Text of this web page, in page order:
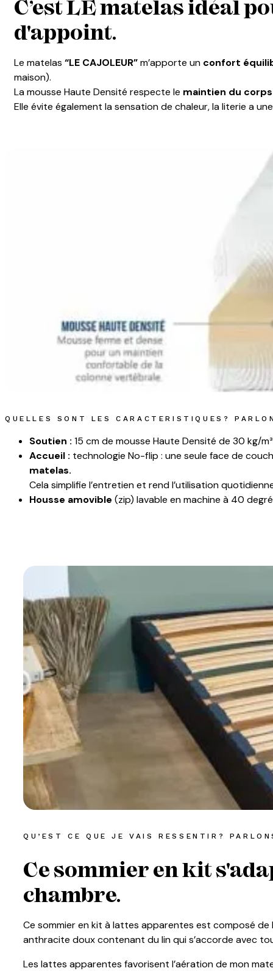
C’est LE matelas idéal
d'appoint.
Le matelas “LE CAJOLEUR”m’apporte un confort
maison).
La mousse Haute Densité respecte le maintien du corps
Elle évite également la sensation de chaleur, la literie a
QUELLES SONT LES CARACTERISTIQUES?
Soutien : 15 cm de mousse Haute Densité de 30 kg/
Accueil : technologie No-flip : une seule face de
matelas.
Cela simplifie l’entretien et rend l’utilisation
Housse amovible (zip) lavable en machine à 40
QU’EST CE QUE JE VAIS RESSENTIR?
Ce sommier en kit
chambre.
Ce sommier en kit à lattes apparentes est composé
anthracite doux contenant du lin qui s’accorde avec
Les lattes apparentes favorisent l’aération de mon